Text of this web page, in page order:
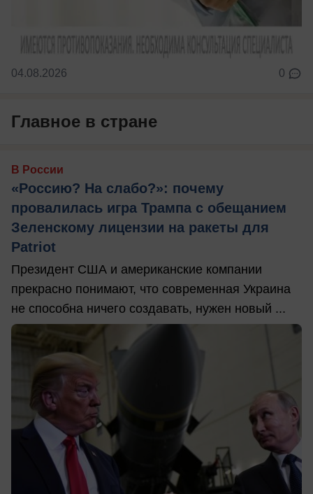
04.08.2026 0
Главное в стране
В России
«Россию? На слабо?»: почему
провалилась игра Трампа с обещанием
Зеленскому лицензии на ракеты для
Patriot
Президент США и американские компании
прекрасно понимают, что современная Украина
не способна ничего создавать, нужен новый ...